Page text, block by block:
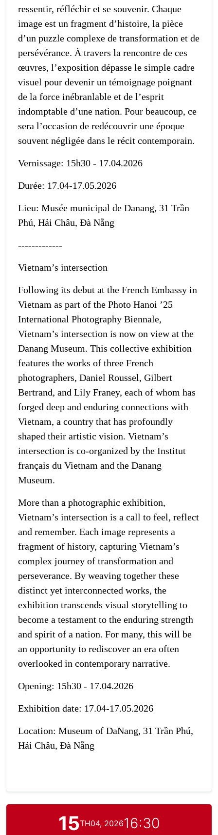
ressentir, réfléchir et se souvenir. Chaque
image est un fragment d’histoire, la pièce
d’un puzzle complexe de transformation et de
persévérance. À travers la rencontre de ces
œuvres, l’exposition dépasse le simple cadre
visuel pour devenir un témoignage poignant
de la force inébranlable et de l’esprit
indomptable d’une nation. Pour beaucoup, ce
sera l’occasion de redécouvrir une époque
souvent négligée dans le récit contemporain.
Vernissage: 15h30 - 17.04.2026
Durée: 17.04-17.05.2026
Lieu: Musée municipal de Danang, 31 Trần
Phú, Hải Châu, Đà Nẵng
-------------
Vietnam’s intersection
Following its debut at the French Embassy in
Vietnam as part of the Photo Hanoi ’25
International Photography Biennale,
Vietnam’s intersection is now on view at the
Danang Museum. This collective exhibition
features the works of three French
photographers, Daniel Roussel, Gilbert
Bertrand, and Lily Franey, each of whom has
forged deep and enduring connections with
Vietnam, a country that has profoundly
shaped their artistic vision. Vietnam’s
intersection is co-organized by the Institut
français du Vietnam and the Danang
Museum.
More than a photographic exhibition,
Vietnam’s intersection is a call to feel, reflect
and remember. Each image represents a
fragment of history, capturing Vietnam’s
complex journey of transformation and
perseverance. By weaving together these
distinct yet interconnected works, the
exhibition transcends visual storytelling to
become a testament to the enduring strength
and spirit of a nation. For many, this will be
an opportunity to rediscover an era often
overlooked in contemporary narrative.
Opening: 15h30 - 17.04.2026
Exhibition date: 17.04-17.05.2026
Location: Museum of DaNang, 31 Trần Phú,
Hải Châu, Đà Nẵng
15TH04, 202616:30